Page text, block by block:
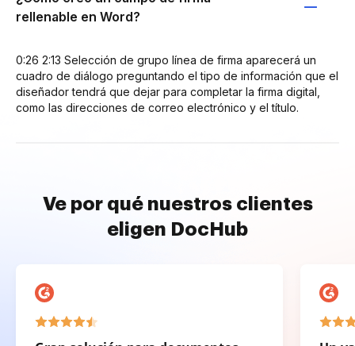
rellenable en Word?
0:26 2:13 Selección de grupo línea de firma aparecerá un
cuadro de diálogo preguntando el tipo de información que el
diseñador tendrá que dejar para completar la firma digital,
como las direcciones de correo electrónico y el título.
Ve por qué nuestros clientes
eligen DocHub